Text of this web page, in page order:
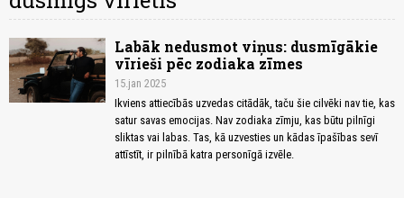
Labāk nedusmot viņus: dusmīgākie
vīrieši pēc zodiaka zīmes
15.jan 2025
Ikviens attiecībās uzvedas citādāk, taču šie cilvēki nav tie, kas
satur savas emocijas. Nav zodiaka zīmju, kas būtu pilnīgi
sliktas vai labas. Tas, kā uzvesties un kādas īpašības sevī
attīstīt, ir pilnībā katra personīgā izvēle.